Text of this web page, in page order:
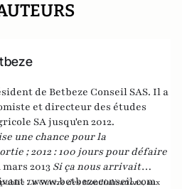
de Betbeze Conseil SAS. Il a
et directeur des études
SA jusqu'en 2012.
une chance pour la
; 2012 : 100 jours pour défaire
mars 2013 Si ça nous arrivait
La Guerre des Mondialisations, aux
:www.betbezeconseil.com